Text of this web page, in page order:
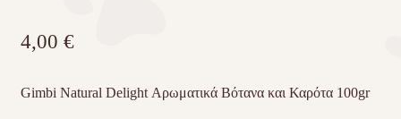
4,00 €
Gimbi Natural Delight Αρωματικά Βότανα και Καρότα 100gr